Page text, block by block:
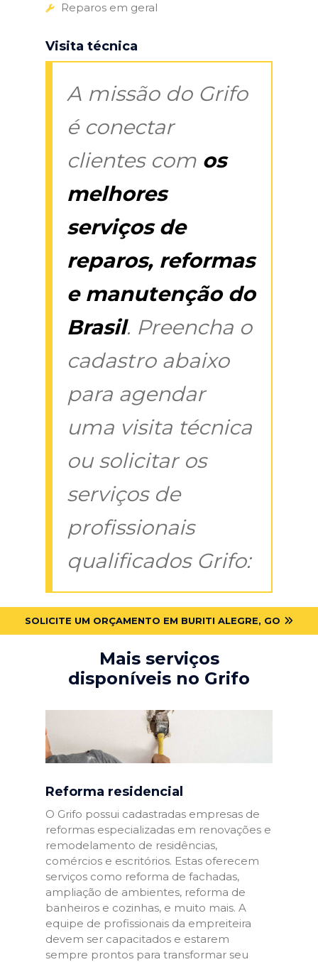
Reparos em geral
Visita técnica
A missão do Grifo
é conectar
clientes com os
melhores
serviços de
reparos, reformas
e manutenção do
Brasil. Preencha o
cadastro abaixo
para agendar
uma visita técnica
ou solicitar os
serviços de
profissionais
qualificados Grifo:
SOLICITE UM ORÇAMENTO EM BURITI ALEGRE, GO
Mais serviços
disponíveis no Grifo
Reforma residencial
O Grifo possui cadastradas empresas de
reformas especializadas em renovações e
remodelamento de residências,
comércios e escritórios. Estas oferecem
serviços como reforma de fachadas,
ampliação de ambientes, reforma de
banheiros e cozinhas, e muito mais. A
equipe de profissionais da empreiteira
devem ser capacitados e estarem
sempre prontos para transformar seu